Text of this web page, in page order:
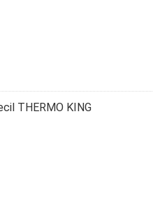
THERMO KING